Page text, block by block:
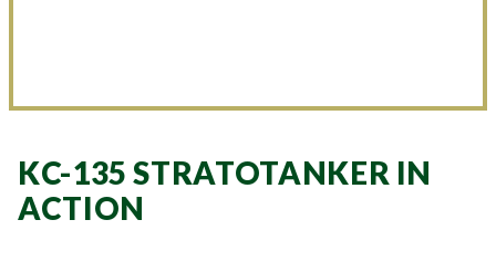
KC-135 STRATOTANKER IN
ACTION